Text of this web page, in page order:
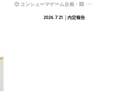
😊 コンシューマゲーム企画・開 ･･･
2026.7.21 │内定報告